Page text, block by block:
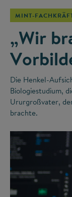
MINT-
„Wir
Die Henkel-
Biologiestudium,
Ururgroßvater,
brachte.